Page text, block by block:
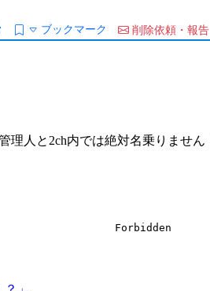
ブックマーク 削除依頼・報告